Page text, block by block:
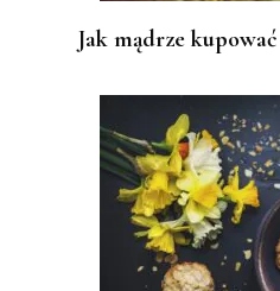
Jak mądrze